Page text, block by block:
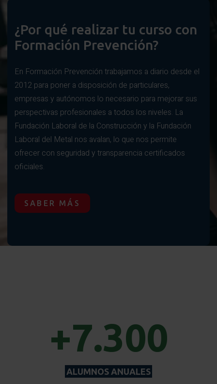
¿Por qué realizar tu curso con
Formación Prevención?
En Formación Prevención trabajamos a diario desde el
2012 para poner a disposición de particulares,
empresas y autónomos lo necesario para mejorar sus
perspectivas profesionales a todos los niveles. La
Fundación Laboral de la Construcción y la Fundación
Laboral del Metal nos avalan, lo que nos permite
ofrecer con seguridad y transparencia certificados
oficiales.
SABER MÁS
+7.300
ALUMNOS ANUALES